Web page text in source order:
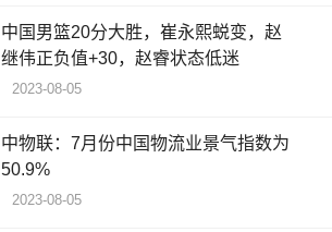
中国男篮20分大胜，崔永熙蜕变，赵
继伟正负值+30，赵睿状态低迷
2023-08-05
中物联：7月份中国物流业景气指数为
50.9%
2023-08-05